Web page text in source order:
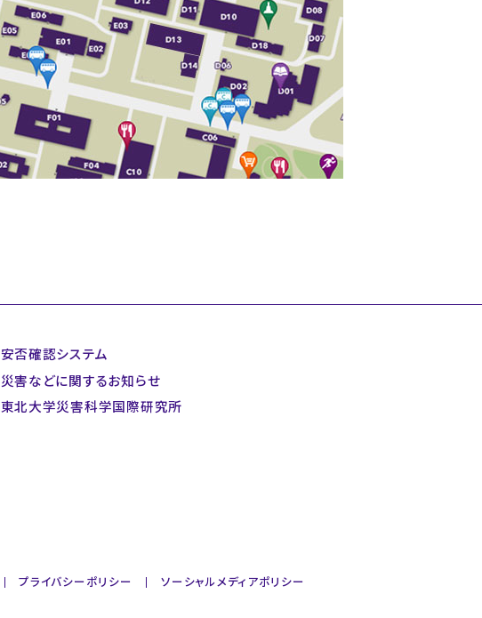
安否確認システム
災害などに関するお知らせ
東北大学災害科学国際研究所
プライバシーポリシー ソーシャルメディアポリシー